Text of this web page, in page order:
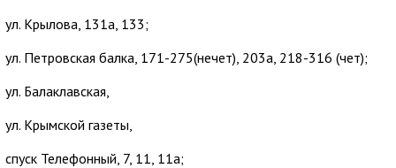
ул. Крылова, 131а, 133;
ул. Петровская балка, 171-275(нечет), 203а, 218-316 (чет);
ул. Балаклавская,
ул. Крымской газеты,
спуск Телефонный, 7, 11, 11а;